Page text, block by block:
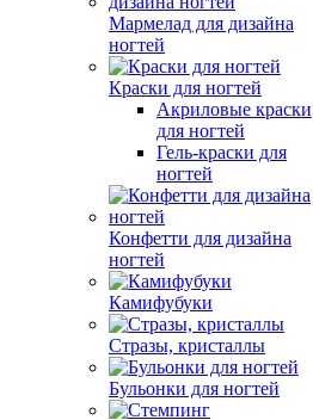
Мармелад для дизайна
ногтей
Краски для ногтей
Акриловые краски
для ногтей
Гель-краски для
ногтей
Конфетти для дизайна
ногтей
Камифубуки
Стразы, кристаллы
Бульонки для ногтей